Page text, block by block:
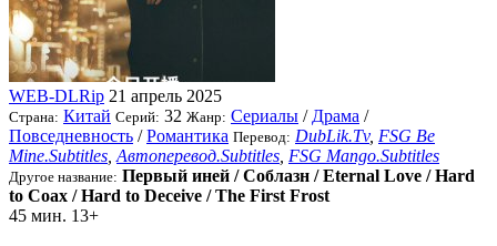
WEB-DLRip 21 апрель 2025
Страна: Китай Серий: 32 Жанр: Сериалы / Драма /
Повседневность /Романтика Перевод: DubLik.Tv, FSG Be
Mine.Subtitles Автоперевод.Subtitles FSG Mango.Subtitles
Другое название: Первый иней / Соблазн / Eternal Love / Hard
to Coax / Hard to Deceive / The First Frost
45 мин. 13+